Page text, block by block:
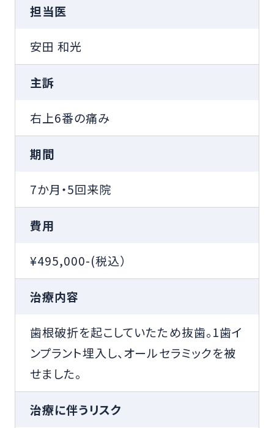
担当医
安田 和光
主訴
右上6番の痛み
期間
7か月・5回来院
費用
¥495,000-(税込）
治療内容
歯根破折を起こしていたため抜歯。1歯イ
ンプラント埋入し、オールセラミックを被
せました。
治療に伴うリスク